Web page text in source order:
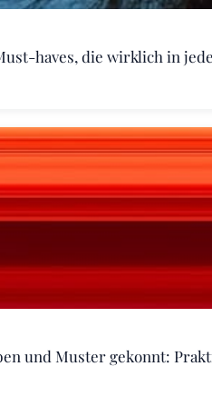
haves, die wirklich in
und Muster gekonnt: